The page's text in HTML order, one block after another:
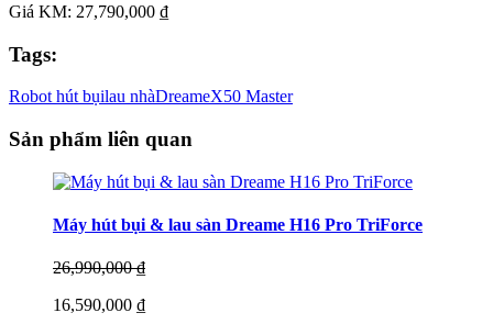
Giá KM: 27,790,000 ₫
Tags:
Robot hút bụilau nhàDreameX50 Master
Sản phẩm liên quan
Máy hút bụi & lau sàn Dreame H16 Pro TriForce
26,990,000 ₫
16,590,000 ₫